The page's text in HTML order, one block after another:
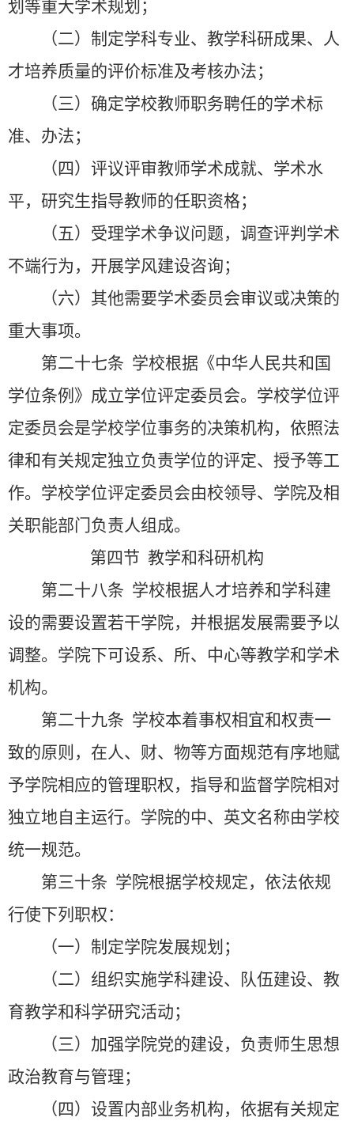
划等重大学术规划；
（二）制定学科专业、教学科研成果、人
才培养质量的评价标准及考核办法；
（三）确定学校教师职务聘任的学术标
准、办法；
（四）评议评审教师学术成就、学术水
平，研究生指导教师的任职资格；
（五）受理学术争议问题，调查评判学术
不端行为，开展学风建设咨询；
（六）其他需要学术委员会审议或决策的
重大事项。
第二十七条 学校根据《中华人民共和国
学位条例》成立学位评定委员会。学校学位评
定委员会是学校学位事务的决策机构，依照法
律和有关规定独立负责学位的评定、授予等工
作。学校学位评定委员会由校领导、学院及相
关职能部门负责人组成。
第四节 教学和科研机构
第二十八条 学校根据人才培养和学科建
设的需要设置若干学院，并根据发展需要予以
调整。学院下可设系、所、中心等教学和学术
机构。
第二十九条 学校本着事权相宜和权责一
致的原则，在人、财、物等方面规范有序地赋
予学院相应的管理职权，指导和监督学院相对
独立地自主运行。学院的中、英文名称由学校
统一规范。
第三十条 学院根据学校规定，依法依规
行使下列职权：
（一）制定学院发展规划；
（二）组织实施学科建设、队伍建设、教
育教学和科学研究活动；
（三）加强学院党的建设，负责师生思想
政治教育与管理；
（四）设置内部业务机构，依据有关规定